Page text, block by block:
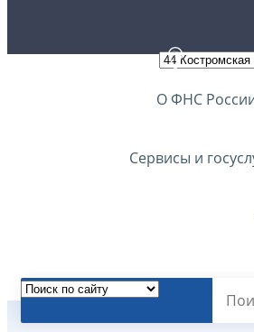
О ФНС
Сервисы и